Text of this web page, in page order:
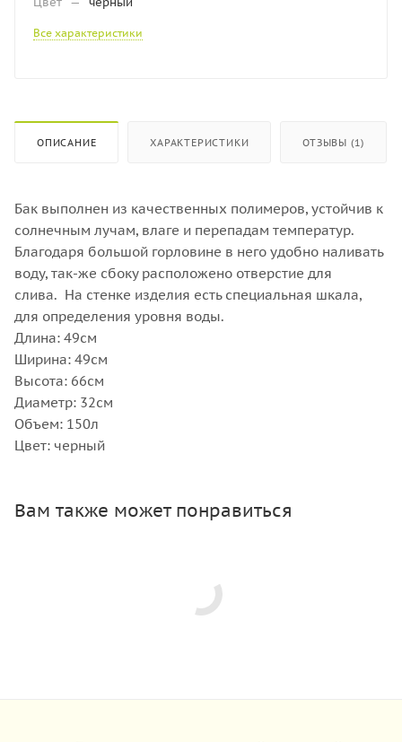
Все характеристики
ОПИСАНИЕ ХАРАКТЕРИСТИКИ ОТЗЫВЫ (1)
Бак выполнен из качественных полимеров, устойчив к
солнечным лучам, влаге и перепадам температур.
Благодаря большой горловине в него удобно наливать
воду, так-же сбоку расположено отверстие для
слива. На стенке изделия есть специальная шкала,
для определения уровня воды.
Длина: 49см
Ширина: 49см
Высота: 66см
Диаметр: 32см
Объем: 150л
Цвет: черный
Вам также может понравиться